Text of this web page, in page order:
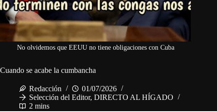
No olvidemos que EEUU no tiene obligaciones con Cuba
Cuando se acabe la cumbancha
Redacción
01/07/2026
Selección del Editor, DIRECTO AL HÍGADO
2 mins